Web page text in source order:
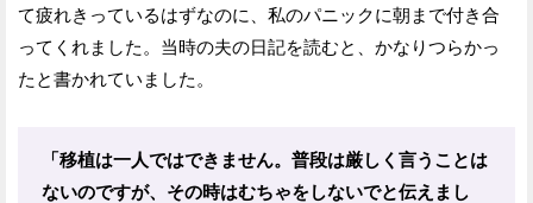
て疲れきっているはずなのに、私のパニックに朝まで付き合
ってくれました。当時の夫の日記を読むと、かなりつらかっ
たと書かれていました。
「移植は一人ではできません。普段は厳しく言うことは
ないのですが、その時はむちゃをしないでと伝えまし